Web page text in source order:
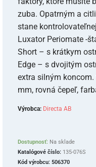
zuba. Opatrným a
stane
Luxator Periomate -
Short – s krátkym
Edge – s dvojitým
extra silným
mm, rovná čepeľ,
Výrobca: Directa AB
Dostupnosť: Na sklade
Katalógové číslo: 135-076S
Kód výrobcu: 506370